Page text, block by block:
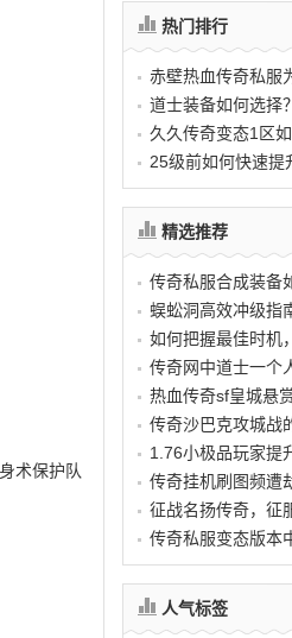
术保护队
热门排行
赤壁热血传奇私服
道士装备如何选择
久久传奇变态1区
25级前如何快速提
精选推荐
传奇私服合成装备
蜈蚣洞高效冲级指
如何把握最佳时机
传奇网中道士一个
热血传奇sf皇城悬
传奇沙巴克攻城战
1.76小极品玩家提
传奇挂机刷图频遭
征战名扬传奇，征
传奇私服变态版本
人气标签